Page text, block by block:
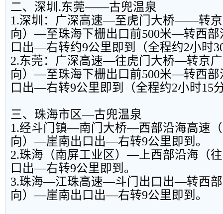
二、深圳.东莞——古兜温泉
1.深圳：广深高速—至虎门大桥——转京
向）—至珠海下栅出口前500米—转西
口出—右转约9公里即到（全程约2小时
2.东莞：广深高速—往虎门大桥—转京
向）—至珠海下栅出口前500米—转西
口出—右转9公里即到（全程约2小时15
三、珠海市区—古兜温泉
1.经斗门镇—南门大桥—西部沿海高速
向）—崖南出口出—右转9公里即到。
2.珠海（南屏工业区）—上西部沿海（
口出—右转9公里即到。
3.珠海—江珠高速—斗门出口出—转西部
向）—崖南出口出—右转9公里即到。